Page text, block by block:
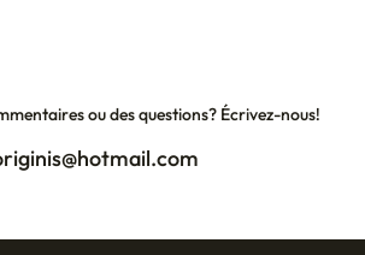
ou des questions? Écrivez-nous!